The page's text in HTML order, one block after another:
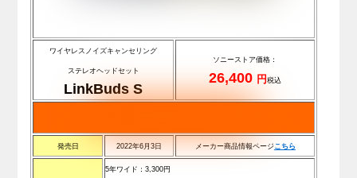
ワイヤレスノイズキャンセリング
ステレオヘッドセット
LinkBuds S
ソニーストア価格：
26,400 円税込
発売日 2022年6月3日 メーカー商品情報ページこちら
5年ワイド：3,300円